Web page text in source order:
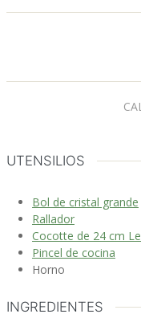
s
UTENSILIOS
Bol de cristal grande
Rallador
Cocotte de 24 cm
Pincel de cocina
Horno
INGREDIENTES